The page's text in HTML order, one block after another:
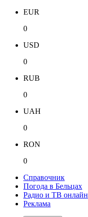
EUR
0
USD
0
RUB
0
UAH
0
RON
0
Справочник
Погода в Бельцах
Радио и ТВ онлайн
Реклама